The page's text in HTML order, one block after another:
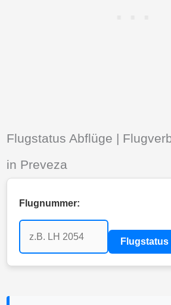
Flugstatus Abflüge |
in Preveza
Flugnummer:
Flugstatus